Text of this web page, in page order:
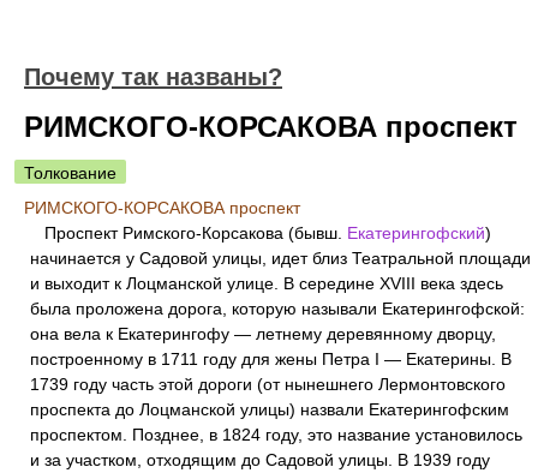
Почему так названы?
РИМСКОГО-КОРСАКОВА проспект
Толкование
РИМСКОГО-КОРСАКОВА проспект
Проспект Римского-Корсакова (бывш. Екатерингофский)
начинается у Садовой улицы, идет близ Театральной площади
и выходит к Лоцманской улице. В середине XVIII века здесь
была проложена дорога, которую называли Екатерингофской:
она вела к Екатерингофу — летнему деревянному дворцу,
построенному в 1711 году для жены Петра I — Екатерины. В
1739 году часть этой дороги (от нынешнего Лермонтовского
проспекта до Лоцманской улицы) назвали Екатерингофским
проспектом. Позднее, в 1824 году, это название установилось
и за участком, отходящим до Садовой улицы. В 1939 году